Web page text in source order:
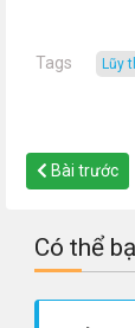
Tags Lũy
Bài trước
Có thể